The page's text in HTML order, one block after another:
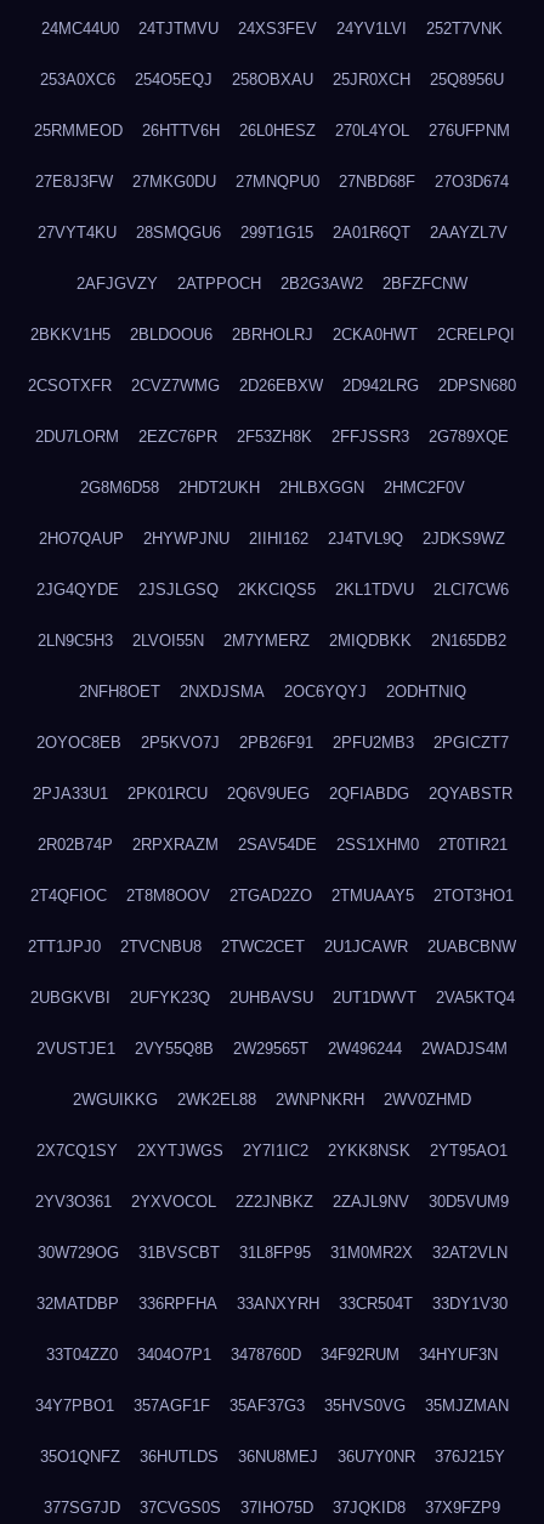
24MC44U0 24TJTMVU 24XS3FEV 24YV1LVI 252T7VNK
253A0XC6 254O5EQJ 258OBXAU 25JR0XCH 25Q8956U
25RMMEOD 26HTTV6H 26L0HESZ 270L4YOL 276UFPNM
27E8J3FW 27MKG0DU 27MNQPU0 27NBD68F 27O3D674
27VYT4KU 28SMQGU6 299T1G15 2A01R6QT 2AAYZL7V
2AFJGVZY 2ATPPOCH 2B2G3AW2 2BFZFCNW
2BKKV1H5 2BLDOOU6 2BRHOLRJ 2CKA0HWT 2CRELPQI
2CSOTXFR 2CVZ7WMG 2D26EBXW 2D942LRG 2DPSN680
2DU7LORM 2EZC76PR 2F53ZH8K 2FFJSSR3 2G789XQE
2G8M6D58 2HDT2UKH 2HLBXGGN 2HMC2F0V
2HO7QAUP 2HYWPJNU 2IIHI162 2J4TVL9Q 2JDKS9WZ
2JG4QYDE 2JSJLGSQ 2KKCIQS5 2KL1TDVU 2LCI7CW6
2LN9C5H3 2LVOI55N 2M7YMERZ 2MIQDBKK 2N165DB2
2NFH8OET 2NXDJSMA 2OC6YQYJ 2ODHTNIQ
2OYOC8EB 2P5KVO7J 2PB26F91 2PFU2MB3 2PGICZT7
2PJA33U1 2PK01RCU 2Q6V9UEG 2QFIABDG 2QYABSTR
2R02B74P 2RPXRAZM 2SAV54DE 2SS1XHM0 2T0TIR21
2T4QFIOC 2T8M8OOV 2TGAD2ZO 2TMUAAY5 2TOT3HO1
2TT1JPJ0 2TVCNBU8 2TWC2CET 2U1JCAWR 2UABCBNW
2UBGKVBI 2UFYK23Q 2UHBAVSU 2UT1DWVT 2VA5KTQ4
2VUSTJE1 2VY55Q8B 2W29565T 2W496244 2WADJS4M
2WGUIKKG 2WK2EL88 2WNPNKRH 2WV0ZHMD
2X7CQ1SY 2XYTJWGS 2Y7I1IC2 2YKK8NSK 2YT95AO1
2YV3O361 2YXVOCOL 2Z2JNBKZ 2ZAJL9NV 30D5VUM9
30W729OG 31BVSCBT 31L8FP95 31M0MR2X 32AT2VLN
32MATDBP 336RPFHA 33ANXYRH 33CR504T 33DY1V30
33T04ZZ0 3404O7P1 3478760D 34F92RUM 34HYUF3N
34Y7PBO1 357AGF1F 35AF37G3 35HVS0VG 35MJZMAN
35O1QNFZ 36HUTLDS 36NU8MEJ 36U7Y0NR 376J215Y
377SG7JD 37CVGS0S 37IHO75D 37JQKID8 37X9FZP9